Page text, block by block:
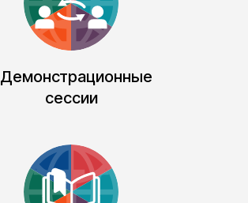
Демонстрационные
сессии